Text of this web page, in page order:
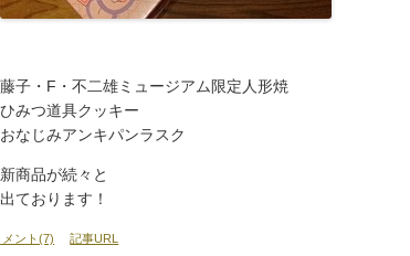
藤子・F・不二雄ミュージアム限定人形焼
ひみつ道具クッキー
おなじみアンキパンラスク
新商品が続々と
出ております！
メント(7) 記事URL